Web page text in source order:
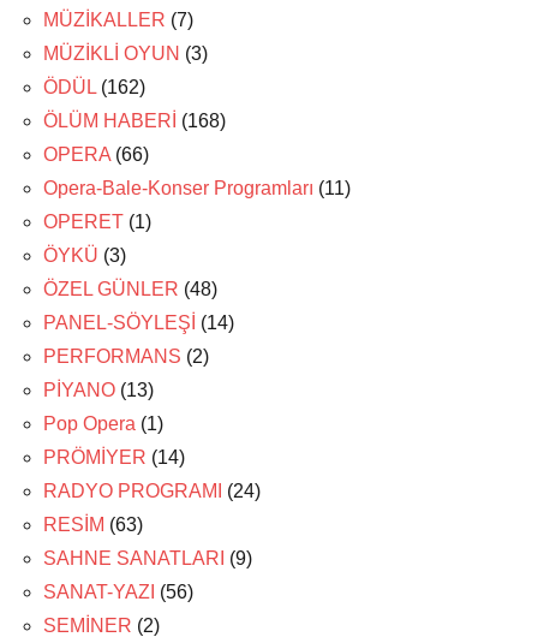
MÜZİKALLER (7)
MÜZİKLİ OYUN (3)
ÖDÜL (162)
ÖLÜM HABERİ (168)
OPERA (66)
Opera-Bale-Konser Programları (11)
OPERET (1)
ÖYKÜ (3)
ÖZEL GÜNLER (48)
PANEL-SÖYLEŞİ (14)
PERFORMANS (2)
PİYANO (13)
Pop Opera (1)
PRÖMİYER (14)
RADYO PROGRAMI
(24)
RESİM (63)
SAHNE SANATLARI (9)
SANAT-YAZI (56)
SEMİNER (2)